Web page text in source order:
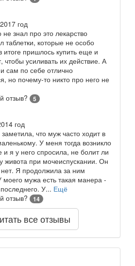
год
знал про это лекарство
таблетки, которые не особо
итоге пришлось купить еще и
чтобы усиливать их действие. А
сам по себе отлично
но почему-то никто про него не
отзыв?
5
год
что муж часто ходит в
У меня тогда возникло
и я у него спросила, не болит ли
живота при мочеиспускании. Он
нет. Я продолжила за ним
моего мужа есть такая манера -
У... Ещё
отзыв?
14
все отзывы